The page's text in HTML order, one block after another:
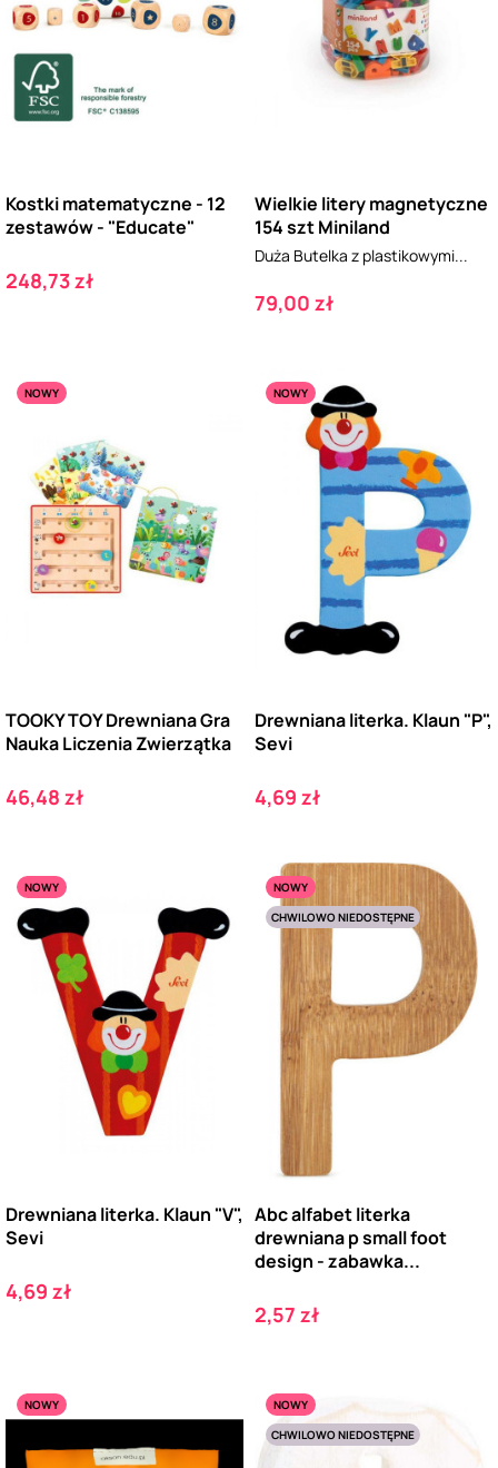
Kostki matematyczne - 12
zestawów - "Educate"
Cena
248,73 zł
Wielkie litery magnetyczne
154 szt Miniland
Duża Butelka z plastikowymi...
Cena
79,00 zł
NOWY
TOOKY TOY Drewniana Gra
Nauka Liczenia Zwierzątka
Cena
46,48 zł
NOWY
Drewniana literka. Klaun "P",
Sevi
Cena
4,69 zł
NOWY
Drewniana literka. Klaun "V",
Sevi
Cena
4,69 zł
NOWY
CHWILOWO NIEDOSTĘPNE
Abc alfabet literka
drewniana p small foot
design - zabawka...
Cena
2,57 zł
NOWY
NOWY
CHWILOWO NIEDOSTĘPNE